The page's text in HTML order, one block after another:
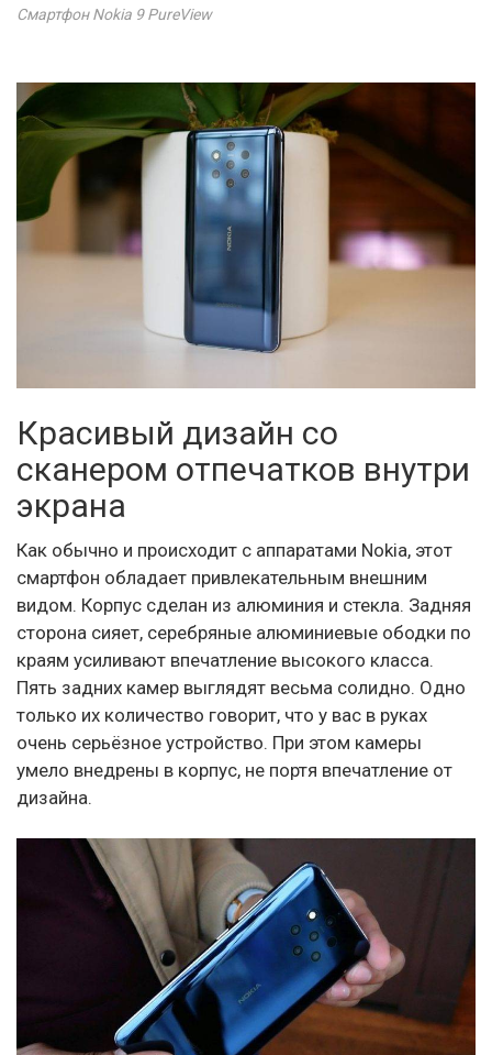
Смартфон Nokia 9 PureView
Красивый дизайн со
сканером отпечатков внутри
экрана
Как обычно и происходит с аппаратами Nokia, этот
смартфон обладает привлекательным внешним
видом. Корпус сделан из алюминия и стекла. Задняя
сторона сияет, серебряные алюминиевые ободки по
краям усиливают впечатление высокого класса.
Пять задних камер выглядят весьма солидно. Одно
только их количество говорит, что у вас в руках
очень серьёзное устройство. При этом камеры
умело внедрены в корпус, не портя впечатление от
дизайна.